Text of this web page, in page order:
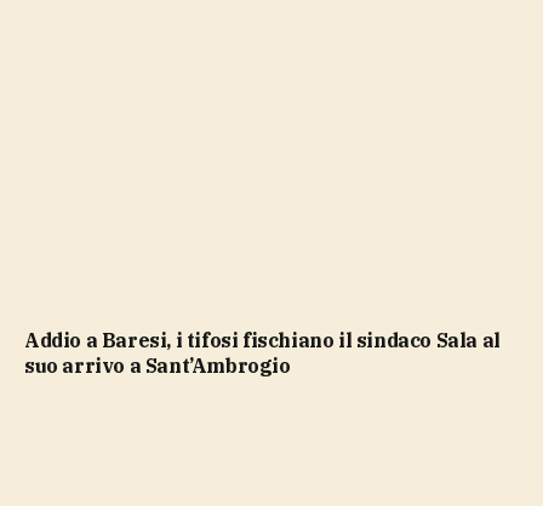
Addio a Baresi, i tifosi fischiano il sindaco Sala al
suo arrivo a Sant’Ambrogio